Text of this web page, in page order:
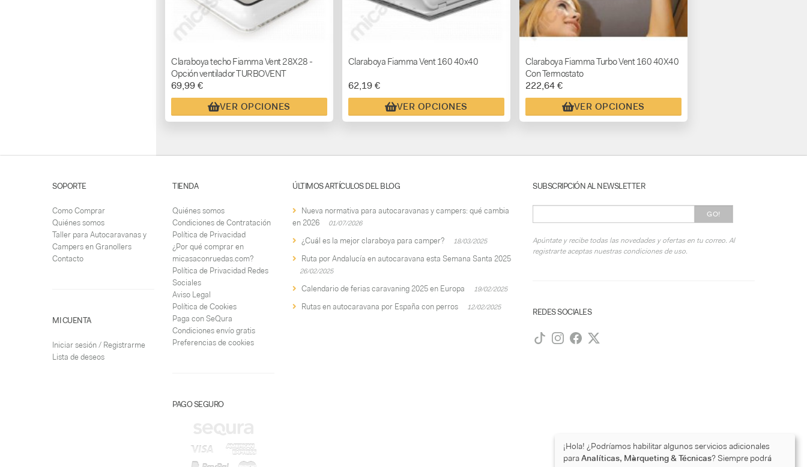
Claraboya techo Fiamma Vent 28X28 -
Opción ventilador TURBOVENT
69,99 €
VER OPCIONES
Claraboya Fiamma Vent 160 40x40
62,19 €
VER OPCIONES
Claraboya Fiamma Turbo Vent 160 40X40
Con Termostato
222,64 €
VER OPCIONES
SOPORTE
Como Comprar
Quiénes somos
Taller para Autocaravanas y
Campers en Granollers
Contacto
MI CUENTA
Iniciar sesión / Registrarme
Lista de deseos
TIENDA
Quiénes somos
Condiciones de Contratación
Política de Privacidad
¿Por qué comprar en
micasaconruedas.com?
Política de Privacidad Redes
Sociales
Aviso Legal
Política de Cookies
Paga con SeQura
Condiciones envío gratis
Preferencias de cookies
PAGO SEGURO
ÚLTIMOS ARTÍCULOS DEL BLOG
Nueva normativa para autocaravanas y campers: qué cambia
en 2026
01/07/2026
¿Cuál es la mejor claraboya para camper? 18/03/2025
Ruta por Andalucía en autocaravana esta Semana Santa 2025
26/02/2025
Calendario de ferias caravaning 2025 en Europa 19/02/2025
Rutas en autocaravana por España con perros 12/02/2025
SUBSCRIPCIÓN AL NEWSLETTER
GO!
Apúntate y recibe todas las novedades y ofertas en tu correo. Al
registrarte aceptas nuestras condiciones de uso.
REDES SOCIALES
¡Hola! ¿Podríamos habilitar algunos servicios adicionales
paraAnalíticas, Màrqueting & Técnicas? Siempre podrá